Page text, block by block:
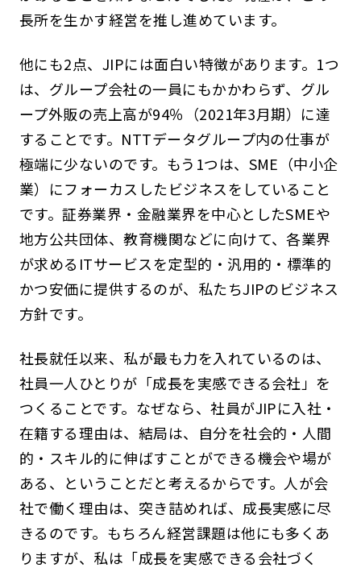
長所を生かす経営を推し進めています。
他にも2点、JIPには面白い特徴があります。1つ
は、グループ会社の一員にもかかわらず、グル
ープ外販の売上高が94％（2021年3月期）に達
することです。NTTデータグループ内の仕事が
極端に少ないのです。もう1つは、SME（中小企
業）にフォーカスしたビジネスをしていること
です。証券業界・金融業界を中心としたSMEや
地方公共団体、教育機関などに向けて、各業界
が求めるITサービスを定型的・汎用的・標準的
かつ安価に提供するのが、私たちJIPのビジネス
方針です。
社長就任以来、私が最も力を入れているのは、
社員一人ひとりが「成長を実感できる会社」を
つくることです。なぜなら、社員がJIPに入社・
在籍する理由は、結局は、自分を社会的・人間
的・スキル的に伸ばすことができる機会や場が
ある、ということだと考えるからです。人が会
社で働く理由は、突き詰めれば、成長実感に尽
きるのです。もちろん経営課題は他にも多くあ
りますが、私は「成長を実感できる会社づく